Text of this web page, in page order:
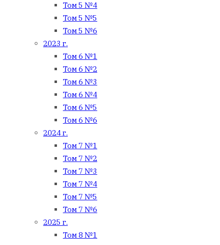
Том 5 №4
Том 5 №5
Том 5 №6
2023 г.
Том 6 №1
Том 6 №2
Том 6 №3
Том 6 №4
Том 6 №5
Том 6 №6
2024 г.
Том 7 №1
Том 7 №2
Том 7 №3
Том 7 №4
Том 7 №5
Том 7 №6
2025 г.
Том 8 №1